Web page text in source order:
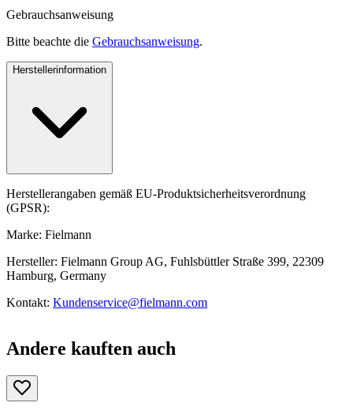
Gebrauchsanweisung
Bitte beachte die Gebrauchsanweisung.
Herstellerinformation
Herstellerangaben gemäß EU-Produktsicherheitsverordnung
(GPSR):
Marke: Fielmann
Hersteller: Fielmann Group AG, Fuhlsbüttler Straße 399, 22309
Hamburg, Germany
Kontakt: Kundenservice@fielmann.com
Andere kauften auch